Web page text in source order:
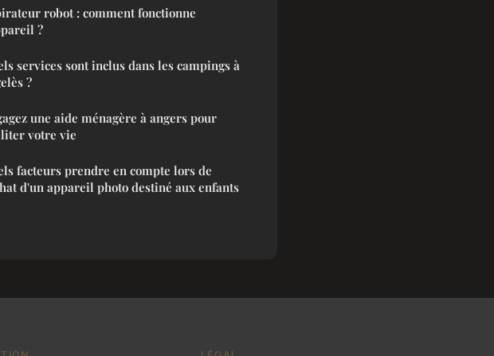
robot : comment fonctionne
?
services sont inclus dans les campings à
?
une aide ménagère à angers pour
votre vie
facteurs prendre en compte lors de
d'un appareil photo destiné aux enfants